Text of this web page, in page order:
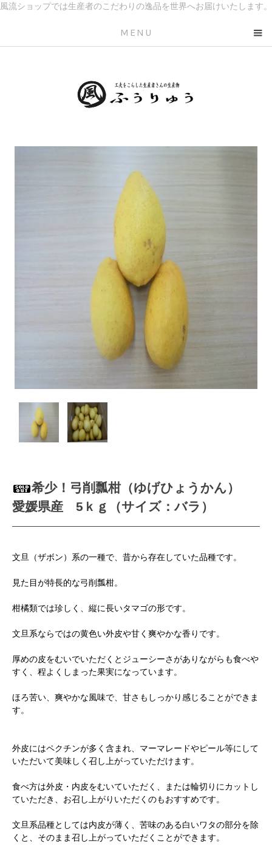
風流ショップでは生産者のこだわりの逸品を世界へお届けいたします。
MENU
希少！弓削瓢柑（ゆげひょうかん）
愛媛県産 5ｋｇ（サイズ：バラ）
文旦（ザボン）系の一種で、昔から存在していた品種です。
見た目が特長的な弓削瓢柑。
柑橘類では珍しく、縦に長いタマゴの形です。
文旦系ならではの黄色い外皮や甘く爽やかな香りです。
厚めの皮をむいでいただくとジューシーさがありながらも食べや
すく、程よくしまった果実になっています。
ほろ苦い、爽やかな風味で、甘さもしっかり感じることができま
す。
外皮にはペクチンが多く含まれ、マーマレードやピール等にして
いただいて美味しく召し上がっていただけます。
食べ方は外皮・内皮をむいていただく、または輪切りにカットし
ていただき、お召し上がりいただくのもおすすめです。
文旦系品種としては内皮が薄く、苦味のある白いワタの部分を除
くと、そのまま召し上がっていただくことができます。